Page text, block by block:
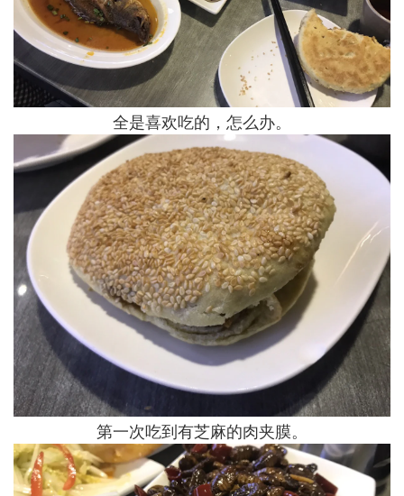
全是喜欢吃的，怎么办。
第一次吃到有芝麻的肉夹膜。